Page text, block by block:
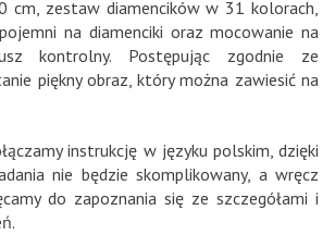
cm, zestaw diamencików w 31 kolorach,
na diamenciki oraz mocowanie na
kontrolny. Postępując zgodnie ze
piękny obraz, który można zawiesić na
instrukcję w języku polskim, dzięki
nie będzie skomplikowany, a wręcz
do zapoznania się ze szczegółami i